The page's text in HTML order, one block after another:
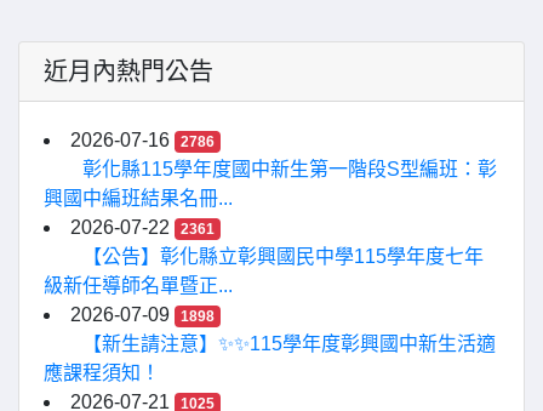
近月內熱門公告
2026-07-16 2786
彰化縣115學年度國中新生第一階段S型編班：彰
興國中編班結果名冊...
2026-07-22
2361
【公告】彰化縣立彰興國民中學115學年度七年
級新任導師名單暨正...
2026-07-09
1898
【新生請注意】✨✨115學年度彰興國中新生活適
應課程須知！
2026-07-21
1025